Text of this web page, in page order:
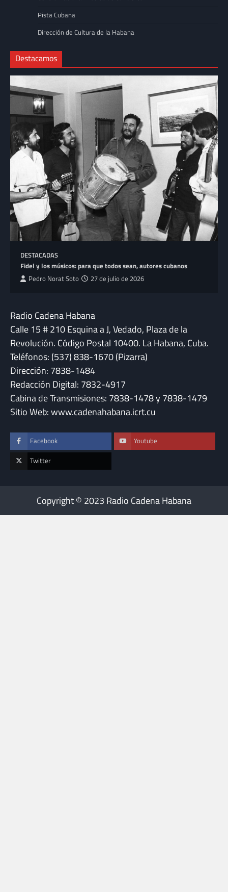
Pista Cubana
Dirección de Cultura de la Habana
Destacamos
DESTACADAS
Fidel y los músicos: para que todos sean, autores cubanos
Pedro Norat Soto 27 de julio de 2026
Radio Cadena Habana
Calle 15 # 210 Esquina a J, Vedado, Plaza de la
Revolución. Código Postal 10400. La Habana, Cuba.
Teléfonos: (537) 838-1670 (Pizarra)
Dirección: 7838-1484
Redacción Digital: 7832-4917
Cabina de Transmisiones: 7838-1478 y 7838-1479
Sitio Web: www.cadenahabana.icrt.cu
Facebook Youtube
Twitter